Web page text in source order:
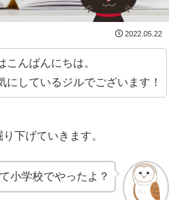
2022.05.22
こんばんにちは。
にしているジルでございます！
下げていきます。
小学校でやったよ？